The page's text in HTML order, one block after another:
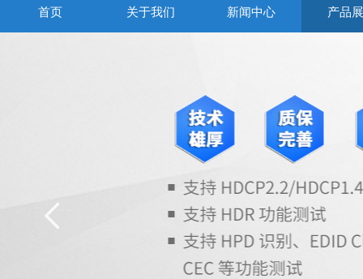
首页 关于我们 新闻中心 产品